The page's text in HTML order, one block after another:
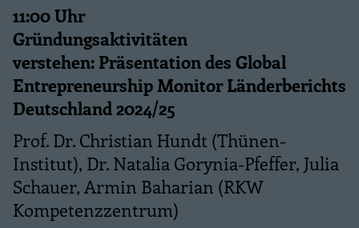
11:00 Uhr
Gründungsaktivitäten
verstehen: Präsentation des Global
Entrepreneurship Monitor Länderberichts
Deutschland 2024/25
Prof. Dr. Christian Hundt (Thünen-
Institut), Dr. Natalia Gorynia-Pfeffer, Julia
Schauer, Armin Baharian (RKW
Kompetenzzentrum)